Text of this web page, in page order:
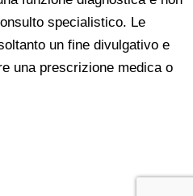
specialistico. Le
un fine divulgativo e
una prescrizione medica o